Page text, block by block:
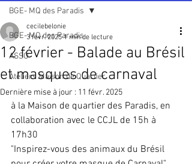
BGE- MQ des Paradis
ASSO
Ateliers Maison de Quartier
BGE- MQ des Paradis
12 février - Balade au Brésil
et masques de carnaval
cecilebelonie
3 févr. 2025 1 min de lecture
Dernière mise à jour : 11 févr. 2025
à la Maison de quartier des Paradis, en
collaboration avec le CCJL de 15h à
17h30
"Inspirez-vous des animaux du Brésil